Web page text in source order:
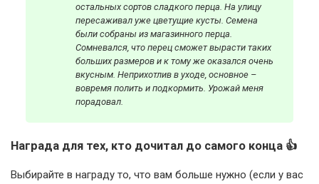
остальных сортов сладкого перца. На улицу
пересаживал уже цветущие кусты. Семена
были собраны из магазинного перца.
Сомневался, что перец сможет вырасти таких
больших размеров и к тому же оказался очень
вкусным. Неприхотлив в уходе, основное –
вовремя полить и подкормить. Урожай меня
порадовал.
Награда для тех, кто дочитал до самого конца 👍
Выбирайте в награду то, что вам больше нужно (если у вас